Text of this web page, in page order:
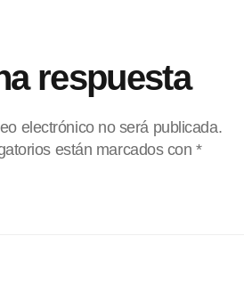
respuesta
electrónico no será publicada.
están marcados con*